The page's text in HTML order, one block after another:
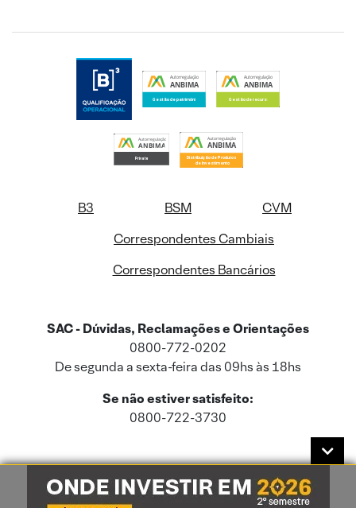
B3 BSM
CVM
Correspondentes Cambiais
Correspondentes Bancários
SAC - Dúvidas, Reclamações e Orientações
0800-772-0202
De segunda a sexta-feira das 09hs às 18hs
Se não estiver satisfeito:
0800-722-3730
Este site usa cookies e dados pessoais de acordo com a nossaPolítica de
Cookies
e a nossaPolítica de Privacidade.